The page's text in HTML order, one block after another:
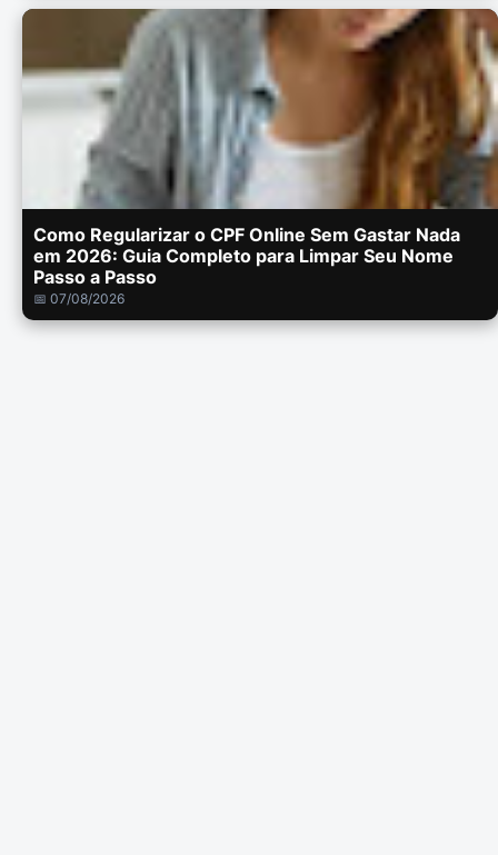
Como Regularizar o CPF Online Sem Gastar Nada
em 2026: Guia Completo para Limpar Seu Nome
Passo a Passo
📅 07/08/2026